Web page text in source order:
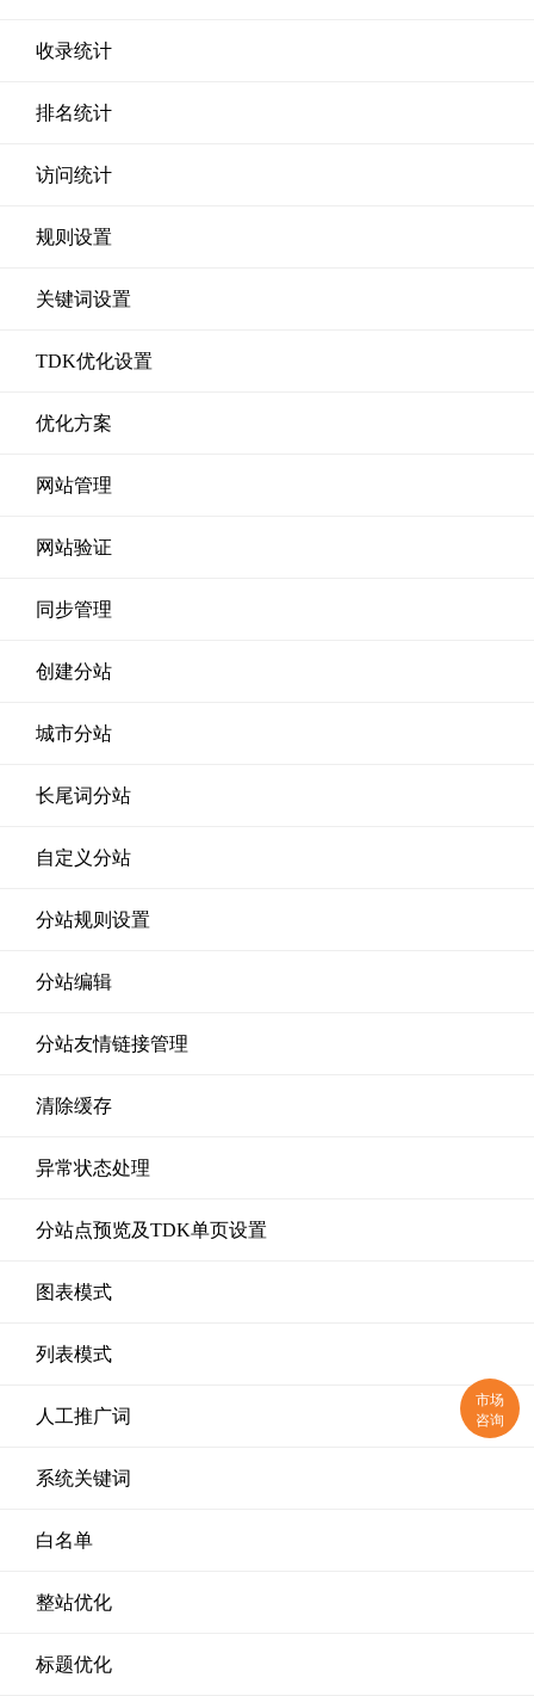
收录统计
排名统计
访问统计
规则设置
关键词设置
TDK优化设置
优化方案
网站管理
网站验证
同步管理
创建分站
城市分站
长尾词分站
自定义分站
分站规则设置
分站编辑
分站友情链接管理
清除缓存
异常状态处理
分站点预览及TDK单页设置
图表模式
列表模式
人工推广词
系统关键词
白名单
整站优化
标题优化
市场
咨询